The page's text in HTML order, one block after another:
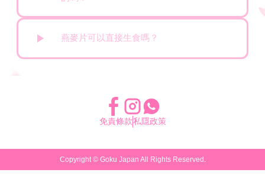
燕麥片可以直接生食嗎？
免責條款私隱政策
Copyright © Goku Japan All Rights Reserved.